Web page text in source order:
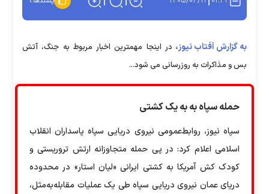
به گزارش آفتاب نیوز، در اینجا مهمترین اخبار مربوط به جنگ، آتش
بس و مذاکرات به روزرسانی می شود...
حمله سپاه به به یک کشتی
سپاه نیوز، روابط‌عمومی نیروی دریایی سپاه پاسداران انقلاب
اسلامی اعلام کرد: در پی حمله متجاوزانه ارتش تروریستی و
کودک کش آمریکا به کشتی ایرانی «لیان استار» در محدوده
دریای عمان نیروی دریایی سپاه طی یک عملیات مقابله‌به‌مثل،